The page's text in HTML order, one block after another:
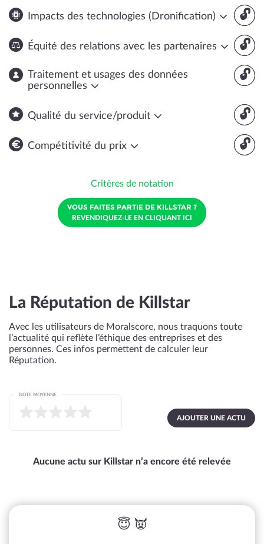
🔓
Impacts des technologies (Dronification)
🔓
Équité des relations avec les partenaires
🔓
Traitement et usages des données
personnelles
🔓
Qualité du service/produit
🔓
Compétitivité du prix
Critères de notation
VOUS FAITES PARTIE DE KILLSTAR ?
REVENDIQUEZ-LE EN CLIQUANT ICI
La Réputation de Killstar
Avec les utilisateurs de Moralscore, nous traquons toute
l’actualité qui reflète l’éthique des entreprises et des
personnes. Ces infos permettent de calculer leur
Réputation.
AJOUTER UNE ACTU
NOTE MOYENNE
Aucune actu sur Killstar n’a encore été relevée
😇 👿